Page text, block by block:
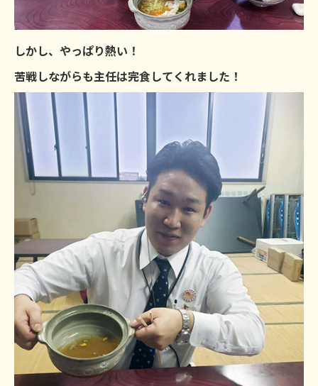
しかし、やっぱり熱い！
苦戦しながらも主任は完食してくれました！